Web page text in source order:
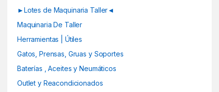
►Lotes de Maquinaria Taller◄
Maquinaria De Taller
Herramientas | Útiles
Gatos, Prensas, Gruas y Soportes
Baterías , Aceites y Neumáticos
Outlet y Reacondicionados